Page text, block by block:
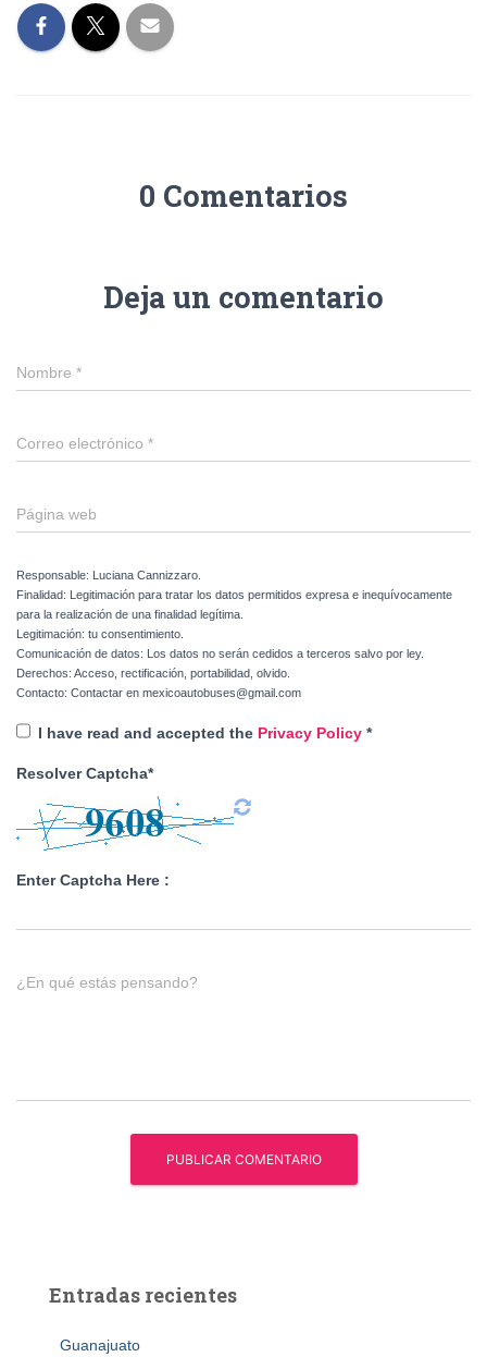
0 Comentarios
Deja un comentario
Nombre *
Correo electrónico *
Página web
Responsable: Luciana Cannizzaro.
Finalidad: Legitimación para tratar los datos permitidos expresa e inequívocamente
para la realización de una finalidad legítima.
Legitimación: tu consentimiento.
Comunicación de datos: Los datos no serán cedidos a terceros salvo por ley.
Derechos: Acceso, rectificación, portabilidad, olvido.
Contacto: Contactar en mexicoautobuses@gmail.com
I have read and accepted the Privacy Policy *
Resolver Captcha*
Enter Captcha Here :
¿En qué estás pensando?
Entradas recientes
Guanajuato